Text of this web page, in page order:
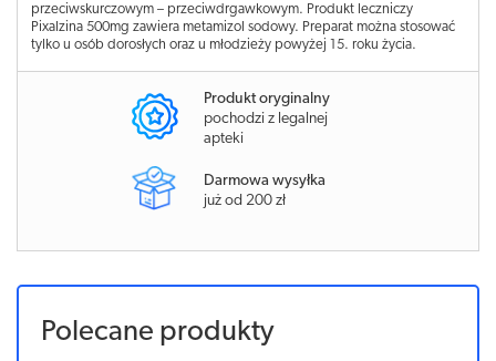
przeciwskurczowym – przeciwdrgawkowym. Produkt leczniczy
Pixalzina 500mg zawiera metamizol sodowy. Preparat można stosować
tylko u osób dorosłych oraz u młodzieży powyżej 15. roku życia.
Produkt oryginalny
pochodzi z legalnej
apteki
Darmowa wysyłka
już od 200 zł
Polecane produkty